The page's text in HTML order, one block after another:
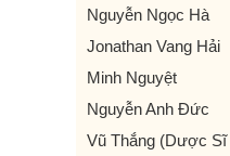
Nguyễn Ngọc Hà
Jonathan Vang Hải
Minh Nguyệt
Nguyễn Anh Đức
Vũ Thắng (Dược Sĩ